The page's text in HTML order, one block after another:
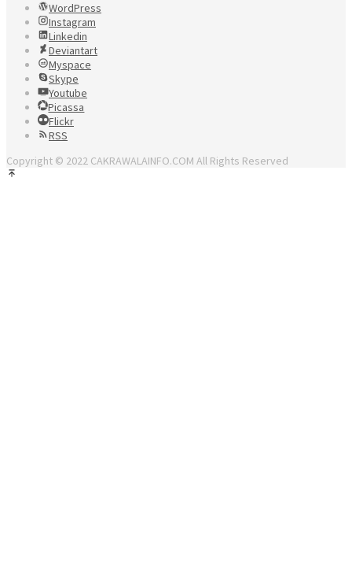
WordPress
Instagram
Linkedin
Deviantart
Myspace
Skype
Youtube
Picassa
Flickr
RSS
Copyright © 2022 CAKRAWALAINFO.COM All Rights Reserved